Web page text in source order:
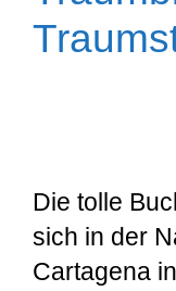
Die tolle
sich in der
Cartagena